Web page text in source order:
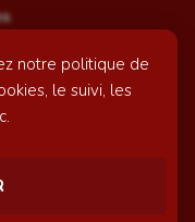
notre politique de
le suivi, les